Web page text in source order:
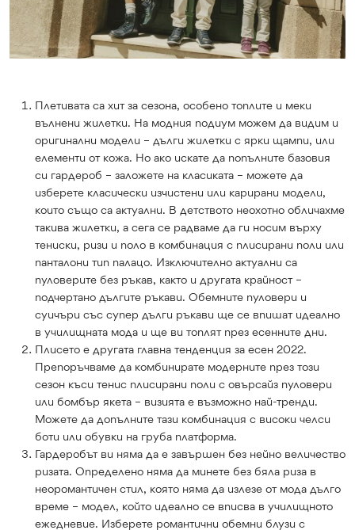
Плетивата са хит за сезона, особено топлите и меки
вълнени жилетки. На модния подиум можем да видим и
оригинални модели – дълги жилетки с ярки щампи, или
елементи от кожа. Но ако искате да попълните базовия
си гардероб – заложете на класиката – можете да
изберете класически изчистени или карирани модели,
които също са актуални. В детството неохотно обличахме
такива жилетки, а сега се радваме да ги носим върху
тениски, ризи и поло в комбинация с плисирани поли или
панталони тип палацо. Изключително актуални са
пуловерите без ръкав, както и другата крайност –
подчертано дългите ръкави. Обемните пуловери и
суичъри със супер дълги ръкави ще се впишат идеално
в училищната мода и ще ви топлят през есенните дни.
Плисето е другата главна тенденция за есен 2022.
Препоръчваме да комбинирате модерните през този
сезон къси тенис плисирани поли с овърсайз пуловери
или бомбър якета – визията е възможно най-тренди.
Можете да допълните тази комбинация с високи челси
боти или обувки на груба платформа.
Гардеробът ви няма да е завършен без нейно величество
ризата. Определено няма да минете без бяла риза в
неоромантичен стил, която няма да излезе от мода дълго
време – модел, който идеално се вписва в училищното
ежедневие. Изберете романтични обемни блузи с